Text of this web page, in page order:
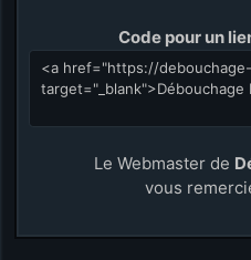
Code pour un
Le Webmaster de
vous